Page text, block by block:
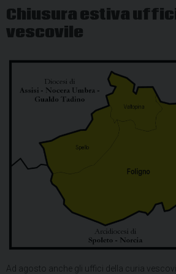
Chiusura estiva
vescovile
Ad agosto anche gli uffici della curia